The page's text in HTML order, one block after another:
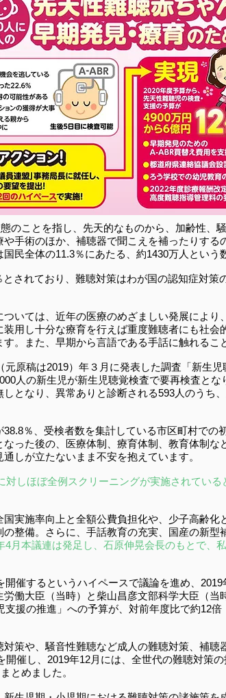
のことを指し、先天的なものから、加齢性、
手術のほか、補聴器で聞こえを補ったりする
民全体の11.3％にあたる、約1430万人という
されており、難聴対策はわが国の認知症対策
いては、近年の医療のめざましい発展により
用し十分な療育を行えば重度難聴者にも社会
。また、早期から言語である手話に触れるこ
原稿は2019）年３月に発表した調査「新生
人の新生児が新生児聴覚検査で要再検査とな
となり、異常ありと診断される593人のうち
％、受検者数を集計している市区町村での
った後の、医療体制、療育体制、教育体制な
しが立たないまま不安を抱えています。
しほぼ全例スクリーニングが実施されてい
実施率向上と全額公費負担化や、少子高齢化
整備。さらに、手話教育の充実、国産の新型
4月本議連は発足し、石原伸晃会長のもとで、
催するというハイペースで議論を進め、
働大臣（当時）と柴山昌彦文部科学大臣（当
援の推進」への予算が、対前年度比で約12倍
策や、騒音性難聴など成人の難聴対策、補聴
催し、2019年12月には、全世代の難聴対策
とめました。